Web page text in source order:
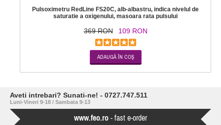
Pulsoximetru RedLine FS20C, alb-albastru, indica nivelul de
saturatie a oxigenului, masoara rata pulsului
369 RON 109 RON
Aveti intrebari? Sunati-ne! - 0727.747.511
Luni-Vineri 9-18 / Sambata 9-13
www.feo.ro - fast e-order